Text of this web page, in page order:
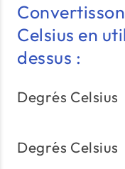
Celsius en
dessus :
Degre
ˊs Celsius
Degre
ˊs Celsius